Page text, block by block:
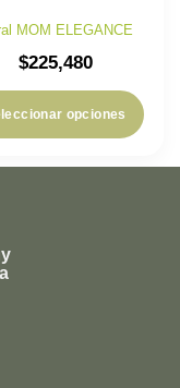
MOM ELEGANCE
$225,480
opciones